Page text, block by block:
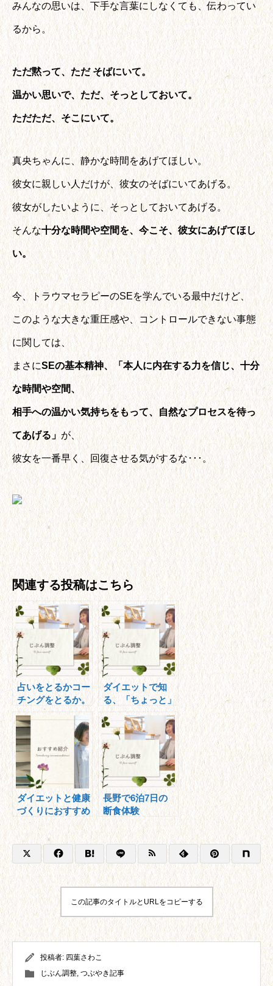
みんなの思いは、下手な言葉にしなくても、伝わってい
るから。
ただ黙って、ただ そばにいて。
温かい思いで、ただ、そっとしておいて。
ただただ、そこにいて。
真央ちゃんに、静かな時間をあげてほしい。
彼女に親しい人だけが、彼女のそばにいてあげる。
彼女がしたいように、そっとしておいてあげる。
そんな十分な時間や空間を、今こそ、彼女にあげてほし
い。
今、トラウマセラピーのSEを学んでいる最中だけど、
このような大きな重圧感や、コントロールできない事態
に関しては、
まさにSEの基本精神、「本人に内在する力を信じ、十分
な時間や空間、
相手への温かい気持ちをもって、自然なプロセスを待っ
てあげる」 が、
彼女を一番早く、回復させる気がするな･･･。
関連する投稿はこちら
占いをとるかコー
チングをとるか。
ダイエットで知
る、「ちょっと」
の大切さ。
ダイエットと健康
づくりにおすすめ
の本！
長野で6泊7日の
断食体験
この記事のタイトルとURLをコピーする
投稿者: 四葉さわこ
じぶん調整, つぶやき記事